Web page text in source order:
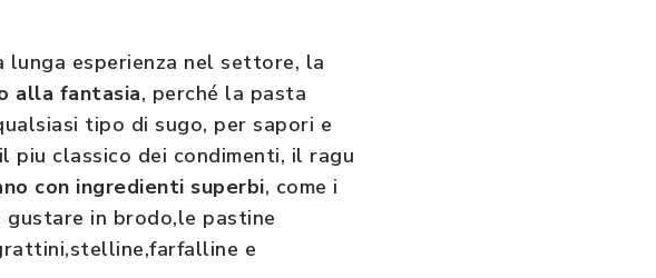
esperienza nel settore, la
alla fantasia, perché la pasta
tipo di sugo, per sapori e
classico dei condimenti, il ragu
con ingredienti superbi, come i
in brodo,le pastine
e